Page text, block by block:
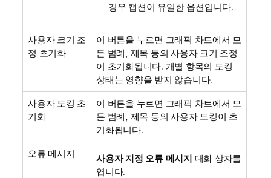
경우 캡션이 유일한 옵션입니다.
사용자 크기 조
정 초기화
이 버튼을 누르면 그래픽 차트에서 모
든 범례, 제목 등의 사용자 크기 조정
이 초기화됩니다. 개별 항목의 도킹
상태는 영향을 받지 않습니다.
사용자 도킹 초
기화
이 버튼을 누르면 그래픽 차트에서 모
든 범례, 제목 등의 사용자 도킹이 초
기화됩니다.
오류 메시지 사용자 지정 오류 메시지 대화 상자를
엽니다.